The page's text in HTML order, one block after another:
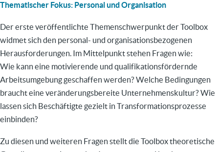
Thematischer Fokus: Personal und Organisation
Der erste veröffentlichte Themenschwerpunkt der Toolbox
widmet sich den personal- und organisationsbezogenen
Herausforderungen. Im Mittelpunkt stehen Fragen wie:
Wie kann eine motivierende und qualifikationsfördernde
Arbeitsumgebung geschaffen werden? Welche Bedingungen
braucht eine veränderungsbereite Unternehmenskultur? Wie
lassen sich Beschäftigte gezielt in Transformationsprozesse
einbinden?
Zu diesen und weiteren Fragen stellt die Toolbox theoretische